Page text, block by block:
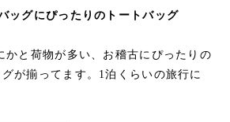
ッグにぴったりのトートバッグ
かと荷物が多い、お稽古にぴったりの
が揃ってます。1泊くらいの旅行に